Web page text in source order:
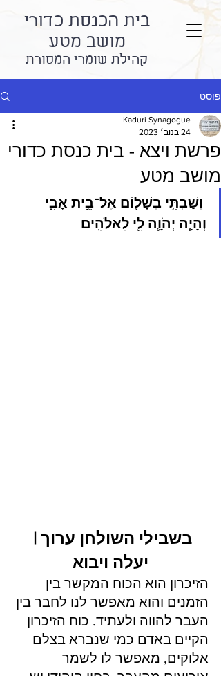
בית הכנסת כדורי
מושב מטע
קהילת שומרי המסורת
פוסט
פרשת ויצא - בית כנסת כדורי
מושב מטע
Kaduri Synagogue
24 בנוב׳ 2023
וְשַׁבְתִּ֥י בְשָׁל֖וֹם אֶל־בֵּ֣ית אָבִ֑י
וְהָיָ֧ה יְהֹוָ֛ה לִ֖י לֵאלֹהִֽים׃
בשבילי השולחן ערוך |
יעלה ויבוא
הזיכרון הוא הכוח המקשר בין
הזמנים והוא מאפשר לנו לחבר בין
העבר להווה ולעתיד. כוח הזיכרון
הקיים באדם כמי שנברא בצלם
אלוקים, מאפשר לו לשמר